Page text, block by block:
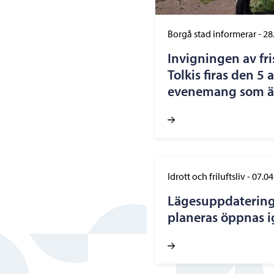
Borgå stad informerar-
Invigningen av
Tolkis firas den 5
evenemang som
Idrott och friluftsliv-
planeras öppnas